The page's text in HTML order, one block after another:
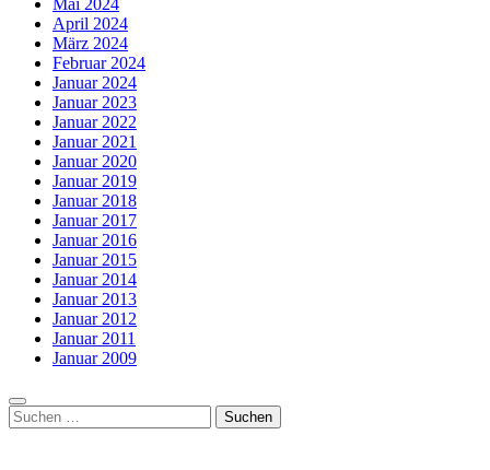
April 2024
März 2024
Februar 2024
Januar 2024
Januar 2023
Januar 2022
Januar 2021
Januar 2020
Januar 2019
Januar 2018
Januar 2017
Januar 2016
Januar 2015
Januar 2014
Januar 2013
Januar 2012
Januar 2011
Januar 2009
Suchen
nach: